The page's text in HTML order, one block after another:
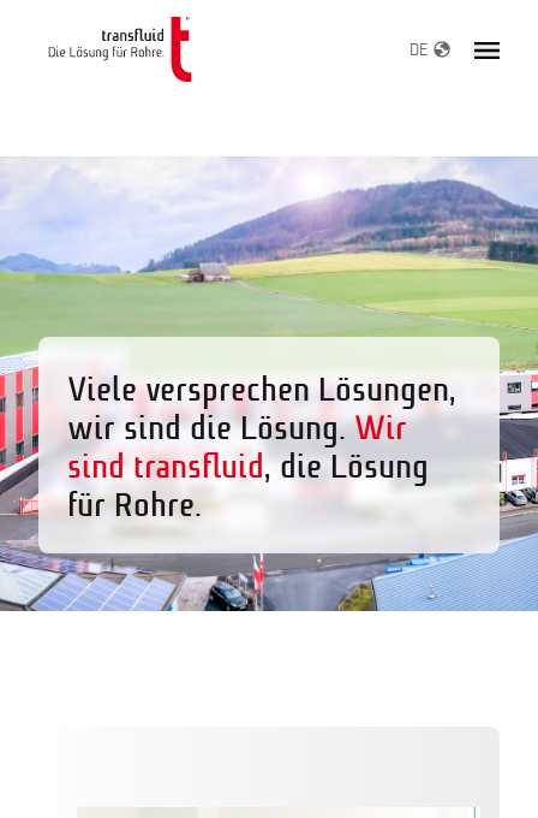
DE
Viele versprechen Lösungen,
wir sind die Lösung.Wir
sind transfluid,die Lösung
für Rohre.